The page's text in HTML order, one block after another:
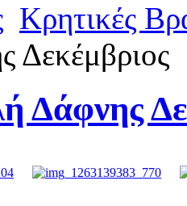
Κρητικές
Δεκέμβριος
Δάφνης